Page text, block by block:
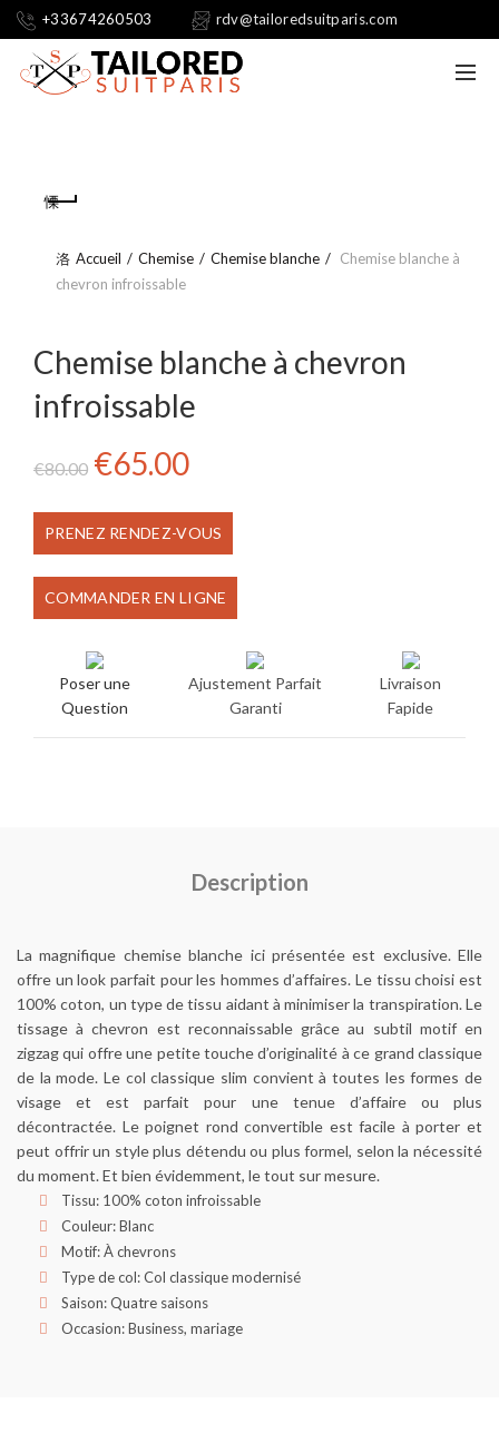
+33674260503 rdv@tailoredsuitparis.com
Accueil Chemise Chemise blanche
Chemise blanche à
chevron infroissable
Chemise blanche à chevron
infroissable
€80.00 Le
prix
initial
était :
€80.00.
€65.00Le
prix
actuel
est :
€65.00.
PRENEZ RENDEZ-VOUS
COMMANDER EN LIGNE
Poser une
Question
Ajustement Parfait
Garanti
Livraison
Fapide
Description
La magnifique chemise blanche ici présentée est exclusive. Elle
offre un look parfait pour les hommes d’affaires. Le tissu choisi est
100% coton, un type de tissu aidant à minimiser la transpiration. Le
tissage à chevron est reconnaissable grâce au subtil motif en
zigzag qui offre une petite touche d’originalité à ce grand classique
de la mode. Le col classique slim convient à toutes les formes de
visage et est parfait pour une tenue d’affaire ou plus
décontractée. Le poignet rond convertible est facile à porter et
peut offrir un style plus détendu ou plus formel, selon la nécessité
du moment. Et bien évidemment, le tout sur mesure.
Tissu: 100% coton infroissable
Couleur: Blanc
Motif: À chevrons
Type de col: Col classique modernisé
Saison: Quatre saisons
Occasion: Business, mariage